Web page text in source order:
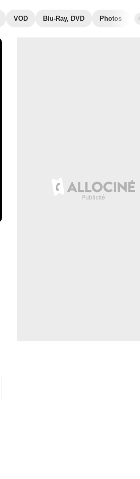
VOD Blu-Ray, DVD Photos